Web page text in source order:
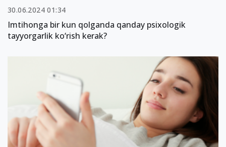
30.06.2024 01:34
Imtihonga bir kun qolganda qanday psixologik
tayyorgarlik ko‘rish kerak?